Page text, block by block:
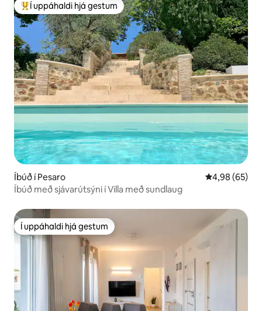
Í mestu uppáhaldi hjá gestum
Í uppáhaldi hjá gestum
Íbúð í Pesaro 4,98 af 5 í
4,98 (65)
Íbúð með sjávarútsýni í Villa með sundlaug
Í uppáhaldi hjá gestum
Í uppáhaldi hjá gestum